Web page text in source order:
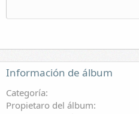
Encabezado 2
Información de álbum
Categoría
Propietaro del álbum